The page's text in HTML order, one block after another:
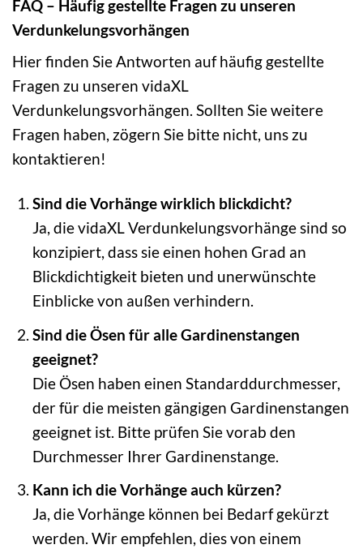
FAQ – Häufig gestellte Fragen zu unseren
Verdunkelungsvorhängen
Hier finden Sie Antworten auf häufig gestellte
Fragen zu unseren vidaXL
Verdunkelungsvorhängen. Sollten Sie weitere
Fragen haben, zögern Sie bitte nicht, uns zu
kontaktieren!
Sind die Vorhänge wirklich blickdicht?
Ja, die vidaXL Verdunkelungsvorhänge sind so
konzipiert, dass sie einen hohen Grad an
Blickdichtigkeit bieten und unerwünschte
Einblicke von außen verhindern.
Sind die Ösen für alle Gardinenstangen
geeignet?
Die Ösen haben einen Standarddurchmesser,
der für die meisten gängigen Gardinenstangen
geeignet ist. Bitte prüfen Sie vorab den
Durchmesser Ihrer Gardinenstange.
Kann ich die Vorhänge auch kürzen?
Ja, die Vorhänge können bei Bedarf gekürzt
werden. Wir empfehlen, dies von einem